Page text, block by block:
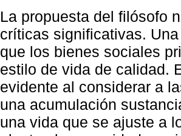
La propuesta del filósofo
críticas significativas.
que los bienes sociales
estilo de vida de calidad.
evidente al considerar a
una acumulación
una vida que se ajuste a